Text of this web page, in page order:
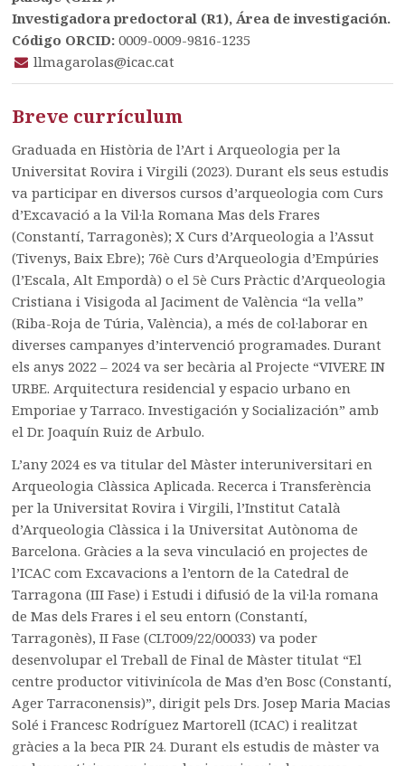
Investigadora predoctoral (R1), Área de investigación.
Código ORCID: 0009-0009-9816-1235
llmagarolas@icac.cat
Breve currículum
Graduada en Història de l’Art i Arqueologia per la
Universitat Rovira i Virgili (2023). Durant els seus estudis
va participar en diversos cursos d’arqueologia com Curs
d’Excavació a la Vil·la Romana Mas dels Frares
(Constantí, Tarragonès); X Curs d’Arqueologia a l’Assut
(Tivenys, Baix Ebre); 76è Curs d’Arqueologia d’Empúries
(l’Escala, Alt Empordà) o el 5è Curs Pràctic d’Arqueologia
Cristiana i Visigoda al Jaciment de València “la vella”
(Riba-Roja de Túria, València), a més de col·laborar en
diverses campanyes d’intervenció programades. Durant
els anys 2022 – 2024 va ser becària al Projecte “VIVERE IN
URBE. Arquitectura residencial y espacio urbano en
Emporiae y Tarraco. Investigación y Socialización” amb
el Dr. Joaquín Ruiz de Arbulo.
L’any 2024 es va titular del Màster interuniversitari en
Arqueologia Clàssica Aplicada. Recerca i Transferència
per la Universitat Rovira i Virgili, l’Institut Català
d’Arqueologia Clàssica i la Universitat Autònoma de
Barcelona. Gràcies a la seva vinculació en projectes de
l’ICAC com Excavacions a l’entorn de la Catedral de
Tarragona (III Fase) i Estudi i difusió de la vil·la romana
de Mas dels Frares i el seu entorn (Constantí,
Tarragonès), II Fase (CLT009/22/00033) va poder
desenvolupar el Treball de Final de Màster titulat “El
centre productor vitivinícola de Mas d’en Bosc (Constantí,
Ager Tarraconensis)”, dirigit pels Drs. Josep Maria Macias
Solé i Francesc Rodríguez Martorell (ICAC) i realitzat
gràcies a la beca PIR 24. Durant els estudis de màster va